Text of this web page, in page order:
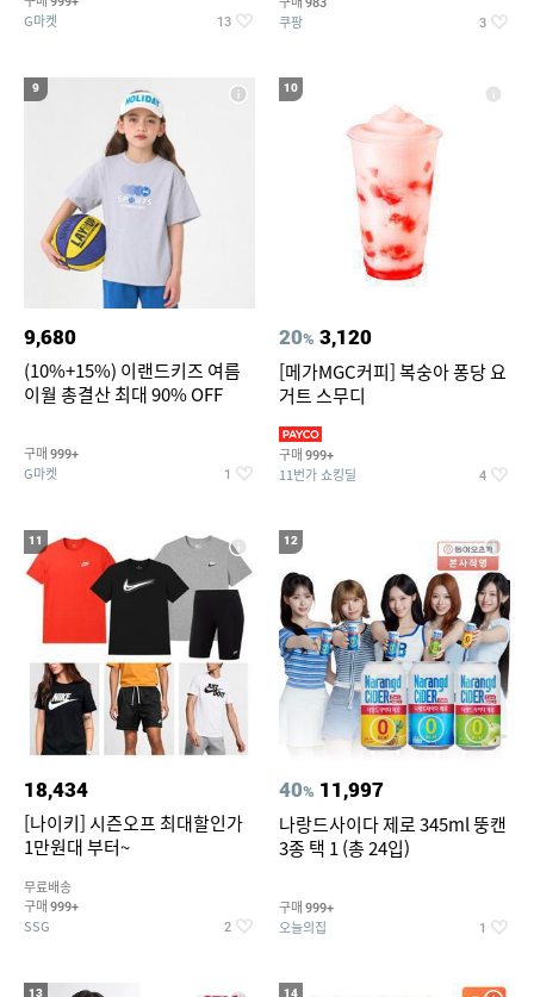
G마켓 13 쿠팡 3
9
9,680
(10%+15%) 이랜드키즈 여름
이월 총결산 최대 90% OFF
구매 999+
G마켓 1
10
20% 3,120
[메가MGC커피] 복숭아 퐁당 요
거트 스무디
구매 999+
11번가 쇼킹딜 4
11
18,434
[나이키] 시즌오프 최대할인가
1만원대 부터~
무료배송
구매 999+
SSG 2
12
40% 11,997
나랑드사이다 제로 345ml 뚱캔
3종 택 1 (총 24입)
구매 999+
오늘의집 1
13 14